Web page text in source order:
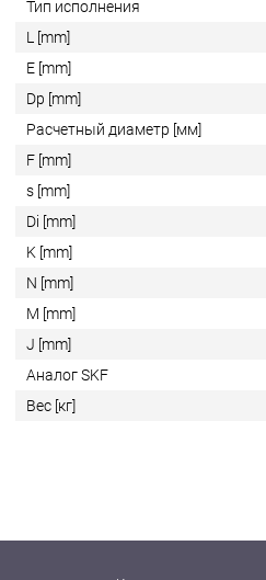
Тип исполнения
L [mm]
E [mm]
Dp [mm]
Расчетный диаметр [мм]
F [mm]
s [mm]
Di [mm]
K [mm]
N [mm]
M [mm]
J [mm]
Аналог SKF
Вес [кг]